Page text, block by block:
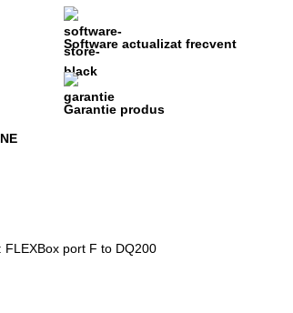
Software actualizat frecvent
Garantie produs
port F to DQ200